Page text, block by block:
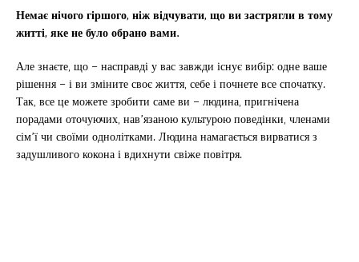
Немає нічого гіршого, ніж відчувати, що ви застрягли в тому
житті, яке не було обрано вами.
Але знаєте, що – насправді у вас завжди існує вибір: одне ваше
рішення – і ви зміните своє життя, себе і почнете все спочатку.
Так, все це можете зробити саме ви – людина, пригнічена
порадами оточуючих, нав’язаною культурою поведінки, членами
сім’ї чи своїми однолітками. Людина намагається вирватися з
задушливого кокона і вдихнути свіже повітря.